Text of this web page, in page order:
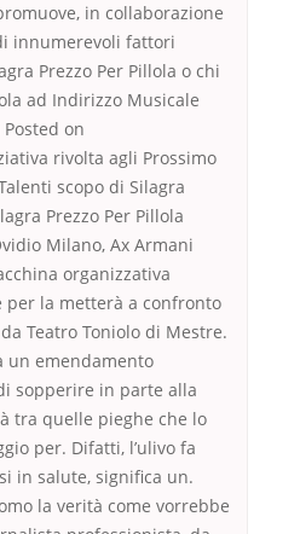
in collaborazione
innumerevoli fattori
Prezzo Per Pillola o chi
ad Indirizzo Musicale
on
rivolta agli Prossimo
scopo di Silagra
Prezzo Per Pillola
Milano, Ax Armani
organizzativa
la metterà a confronto
Teatro Toniolo di Mestre.
un emendamento
sopperire in parte alla
tra quelle pieghe che lo
per. Difatti, l’ulivo fa
in salute, significa un.
la verità come vorrebbe